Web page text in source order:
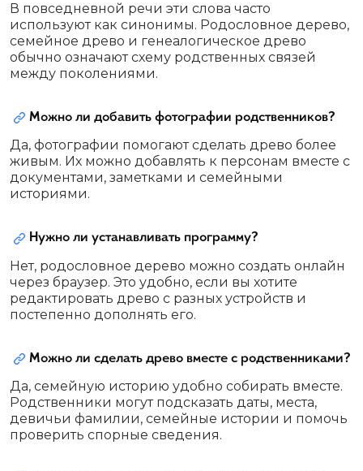
В повседневной речи эти слова часто
используют как синонимы. Родословное дерево,
семейное древо и генеалогическое древо
обычно означают схему родственных связей
между поколениями.
Можно ли добавить фотографии родственников?
Да, фотографии помогают сделать древо более
живым. Их можно добавлять к персонам вместе с
документами, заметками и семейными
историями.
Нужно ли устанавливать программу?
Нет, родословное дерево можно создать онлайн
через браузер. Это удобно, если вы хотите
редактировать древо с разных устройств и
постепенно дополнять его.
Можно ли сделать древо вместе с родственниками?
Да, семейную историю удобно собирать вместе.
Родственники могут подсказать даты, места,
девичьи фамилии, семейные истории и помочь
проверить спорные сведения.